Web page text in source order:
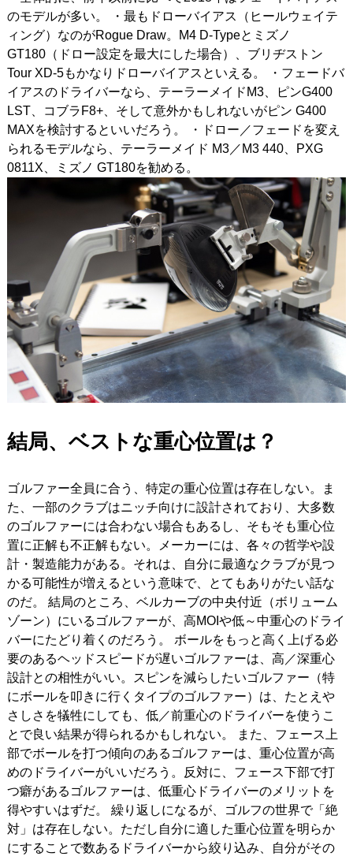
のモデルが多い。 ・最もドローバイアス（ヒールウェイテ
ィング）なのがRogue Draw。M4 D-Typeとミズノ
GT180（ドロー設定を最大にした場合）、ブリヂストン
Tour XD-5もかなりドローバイアスといえる。 ・フェードバ
イアスのドライバーなら、テーラーメイドM3、ピンG400
LST、コブラF8+、そして意外かもしれないがピン G400
MAXを検討するといいだろう。 ・ドロー／フェードを変え
られるモデルなら、テーラーメイド M3／M3 440、PXG
0811X、ミズノ GT180を勧める。
結局、ベストな重心位置は？
ゴルファー全員に合う、特定の重心位置は存在しない。ま
た、一部のクラブはニッチ向けに設計されており、大多数
のゴルファーには合わない場合もあるし、そもそも重心位
置に正解も不正解もない。メーカーには、各々の哲学や設
計・製造能力がある。それは、自分に最適なクラブが見つ
かる可能性が増えるという意味で、とてもありがたい話な
のだ。 結局のところ、ベルカーブの中央付近（ボリューム
ゾーン）にいるゴルファーが、高MOIや低～中重心のドライ
バーにたどり着くのだろう。 ボールをもっと高く上げる必
要のあるヘッドスピードが遅いゴルファーは、高／深重心
設計との相性がいい。スピンを減らしたいゴルファー（特
にボールを叩きに行くタイプのゴルファー）は、たとえや
さしさを犠牲にしても、低／前重心のドライバーを使うこ
とで良い結果が得られるかもしれない。 また、フェース上
部でボールを打つ傾向のあるゴルファーは、重心位置が高
めのドライバーがいいだろう。反対に、フェース下部で打
つ癖があるゴルファーは、低重心ドライバーのメリットを
得やすいはずだ。 繰り返しになるが、ゴルフの世界で「絶
対」は存在しない。ただし自分に適した重心位置を明らか
にすることで数あるドライバーから絞り込み、自分がその